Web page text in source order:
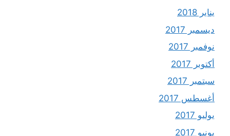
يناير 2018
ديسمبر 2017
نوفمبر 2017
أكتوبر 2017
سبتمبر 2017
أغسطس 2017
يوليو 2017
يونيو 2017